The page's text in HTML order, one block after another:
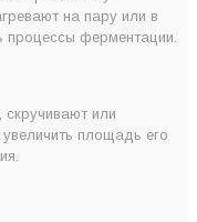
на пару или в
процессы ферментации.
или
площадь его